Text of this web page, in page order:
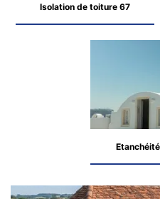
Isolation de toiture 67